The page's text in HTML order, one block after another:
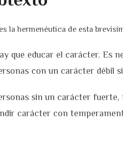
la hermenéutica de esta
que educar el carácter. Es
con un carácter débil
sin un carácter
carácter con